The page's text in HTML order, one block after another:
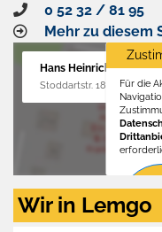
0 52 32 / 81 95
Mehr zu diesem
Hans Heinrichs GmbH
Stoddartstr. 18, 32758
Für die
Wir in Lemgo